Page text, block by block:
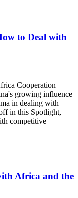
to Deal with
Cooperation
growing influence
in dealing with
in this Spotlight,
competitive
Africa and the